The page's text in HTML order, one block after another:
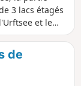
3 lacs étagés
et le
national de
Outre
à
son
de